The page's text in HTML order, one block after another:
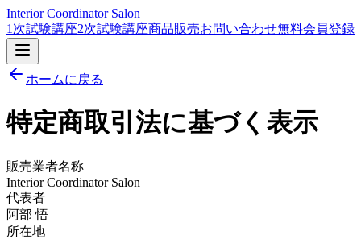
Interior Coordinator Salon
1次試験講座2次試験講座商品販売お問い合わせ無料会員登録
ホームに戻る
特定商取引法に基づく表示
販売業者名称
Interior Coordinator Salon
代表者
阿部 悟
所在地